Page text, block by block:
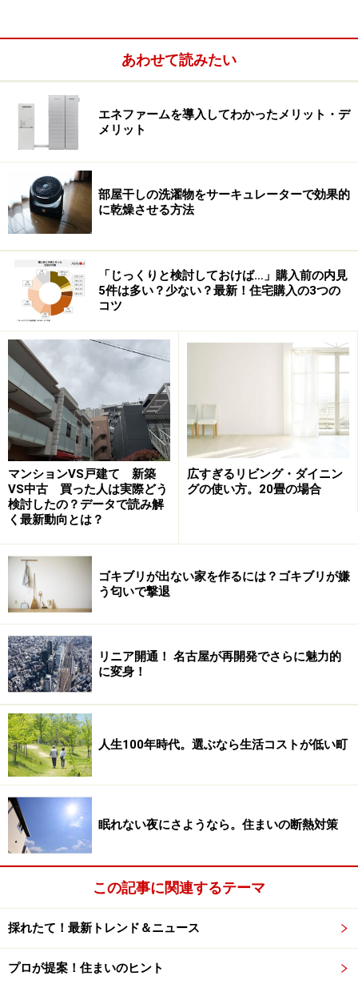
Amazonで見る
※記事内容は執筆時点のものです。最新の内容をご確認くださ
い。
あわせて読みたい
エネファームを導入してわかったメリット・デ
メリット
部屋干しの洗濯物をサーキュレーターで効果的
に乾燥させる方法
「じっくりと検討しておけば…」購入前の内見
5件は多い？少ない？最新！住宅購入の3つの
コツ
マンションVS戸建て 新築
VS中古 買った人は実際どう
検討したの？データで読み解
く最新動向とは？
広すぎるリビング・ダイニン
グの使い方。20畳の場合
ゴキブリが出ない家を作るには？ゴキブリが嫌
う匂いで撃退
リニア開通！ 名古屋が再開発でさらに魅力的
に変身！
人生100年時代。選ぶなら生活コストが低い町
眠れない夜にさようなら。住まいの断熱対策
この記事に関連するテーマ
採れたて！最新トレンド＆ニュース
プロが提案！住まいのヒント